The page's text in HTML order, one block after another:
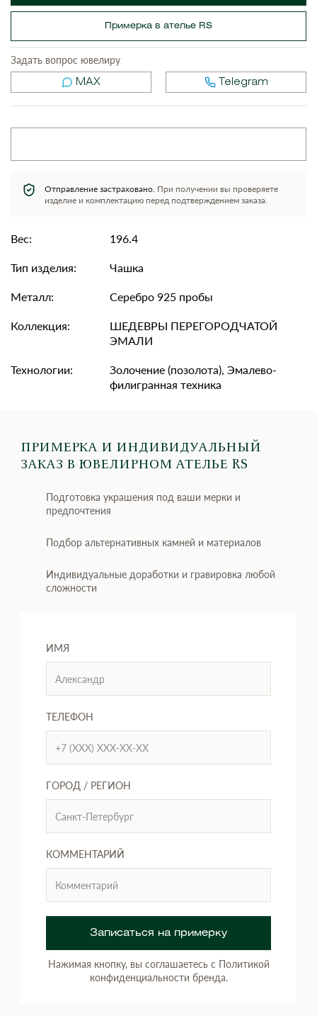
Примерка в ателье RS
Задать вопрос ювелиру
MAX Telegram
Отправление застраховано. При получении вы проверяете
изделие и комплектацию перед подтверждением заказа.
Вес:
196.4
Тип изделия:
Чашка
Металл:
Серебро 925 пробы
Коллекция:
ШЕДЕВРЫ ПЕРЕГОРОДЧАТОЙ
ЭМАЛИ
Технологии:
Золочение (позолота), Эмалево-
филигранная техника
ПРИМЕРКА И ИНДИВИДУАЛЬНЫЙ
ЗАКАЗ В ЮВЕЛИРНОМ АТЕЛЬЕ RS
Подготовка украшения под ваши мерки и
предпочтения
Подбор альтернативных камней и материалов
Индивидуальные доработки и гравировка любой
сложности
ИМЯ
ТЕЛЕФОН
ГОРОД / РЕГИОН
КОММЕНТАРИЙ
Записаться на примерку
Нажимая кнопку, вы соглашаетесь с Политикой
конфиденциальности бренда.